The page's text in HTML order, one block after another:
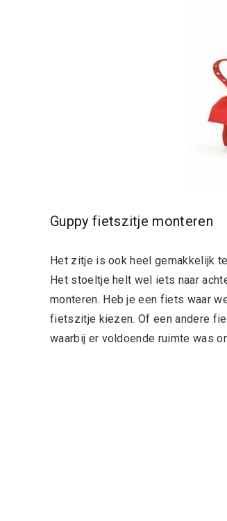
Guppy fietszitje monteren
Het zitje is ook heel gemakkelijk
Het stoeltje helt wel iets naar
monteren. Heb je een fiets waar
fietszitje kiezen. Of een andere
waarbij er voldoende ruimte was